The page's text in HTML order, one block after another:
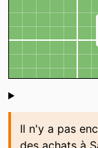
Shoutbox
Il n'y a pas
des achats à